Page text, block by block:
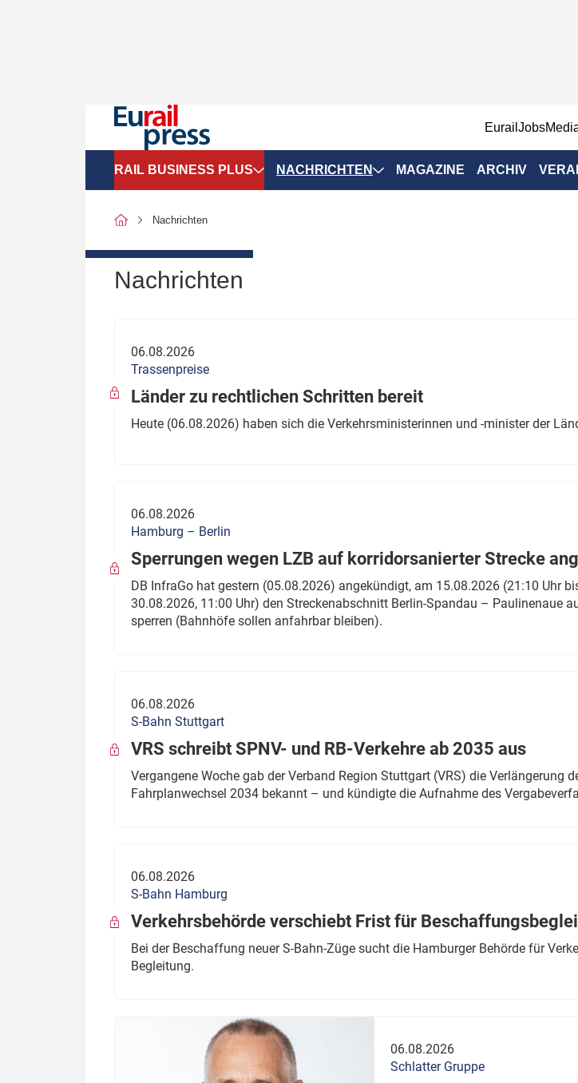
EurailJobs
RAIL BUSINESS PLUS
SPNV-Marktdaten
Politik
wen?
Thema des Monats
Dossier: Generalsanierung
Dossier: ETCS
Dossier:
NACHRICHTEN MAGAZINE ARCHIV
Nachrichten
Nachrichten
06.08.2026
Trassenpreise
Länder zu rechtlichen Schritten bereit
Heute (06.08.2026) haben sich die Verkehrsministerinnen und -minister der
06.08.2026
Hamburg – Berlin
Sperrungen wegen LZB auf korridorsanierter Strecke
DB InfraGo hat gestern (05.08.2026) angekündigt, am 15.08.2026 (21:10 Uhr
30.08.2026, 11:00 Uhr) den Streckenabschnitt Berlin-Spandau – Paulinenaue
sperren (Bahnhöfe sollen anfahrbar bleiben).
06.08.2026
S-Bahn Stuttgart
VRS schreibt SPNV- und RB-Verkehre ab 2035 aus
Vergangene Woche gab der Verband Region Stuttgart (VRS) die Verlängerung
Fahrplanwechsel 2034 bekannt – und kündigte die Aufnahme des
06.08.2026
S-Bahn Hamburg
Verkehrsbehörde verschiebt Frist für
Bei der Beschaffung neuer S-Bahn-Züge sucht die Hamburger Behörde für
Begleitung.
06.08.2026
Schlatter Gruppe